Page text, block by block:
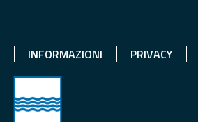
INFORMAZIONI PRIVACY